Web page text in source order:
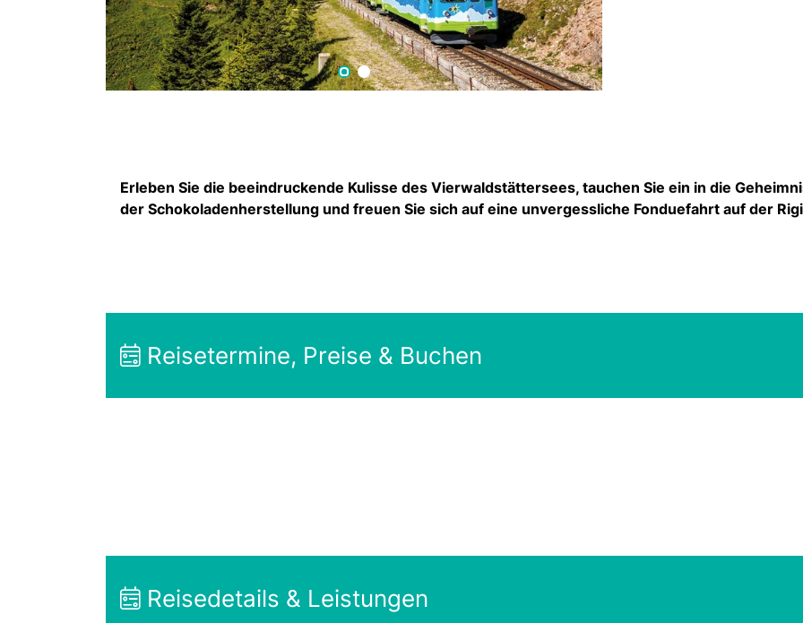
Erleben Sie die beeindruckende Kulisse des Vierwaldstättersees, tauchen Sie ein in die
der Schokoladenherstellung und freuen Sie sich auf eine unvergessliche Fonduefahrt auf der
Reisetermine, Preise & Buchen
Reisedetails & Leistungen